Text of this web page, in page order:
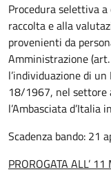
Procedura selettiva
raccolta e alla
provenienti da
Amministrazione
l’individuazione di un
18/1967, nel settore
l’Ambasciata d’Italia
Scadenza bando: 21
PROROGATA ALL’